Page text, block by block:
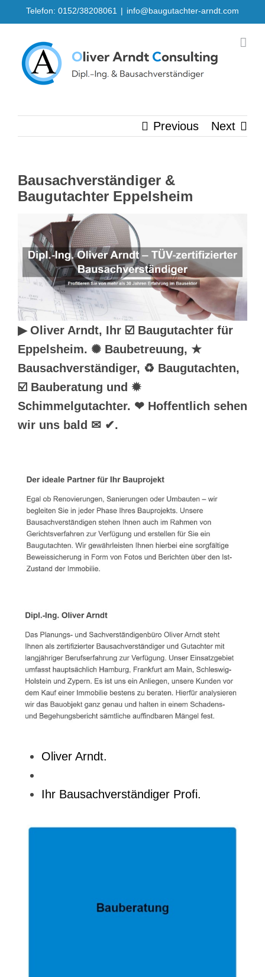
to
content
Telefon: 0152/38208061 | info@baugutachter-arndt.com
Previous Next
Bausachverständiger &
Baugutachter Eppelsheim
▶︎ Oliver Arndt, Ihr ☑️ Baugutachter für
Eppelsheim. ✺ Baubetreuung, ★
Bausachverständiger, ♻ Baugutachten,
☑️ Bauberatung und ✹
Schimmelgutachter. ❤ Hoffentlich sehen
wir uns bald ✉ ✔.
Oliver Arndt.
Ihr Bausachverständiger Profi.